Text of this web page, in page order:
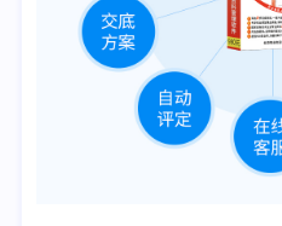
13.《屋面工程质量验收规范》
14.《地下防水工程质量验收规
15.《建筑地面工程施工质量验
16.《建筑给水排水及采暖工程
17.《建筑节能工程施工质量验